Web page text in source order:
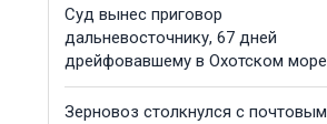
Суд вынес приговор
дальневосточнику, 67 дней
дрейфовавшему в Охотском море
Зерновоз столкнулся с почтовым